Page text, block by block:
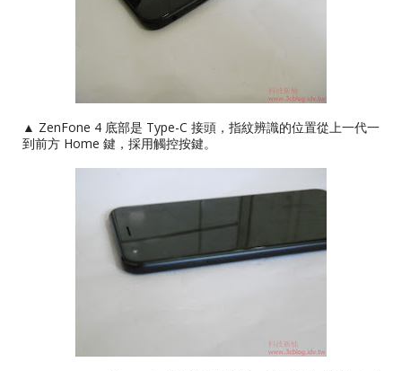
▲ ZenFone 4 底部是 Type-C 接頭，指紋辨識的位置從上一代一
到前方 Home 鍵，採用觸控按鍵。